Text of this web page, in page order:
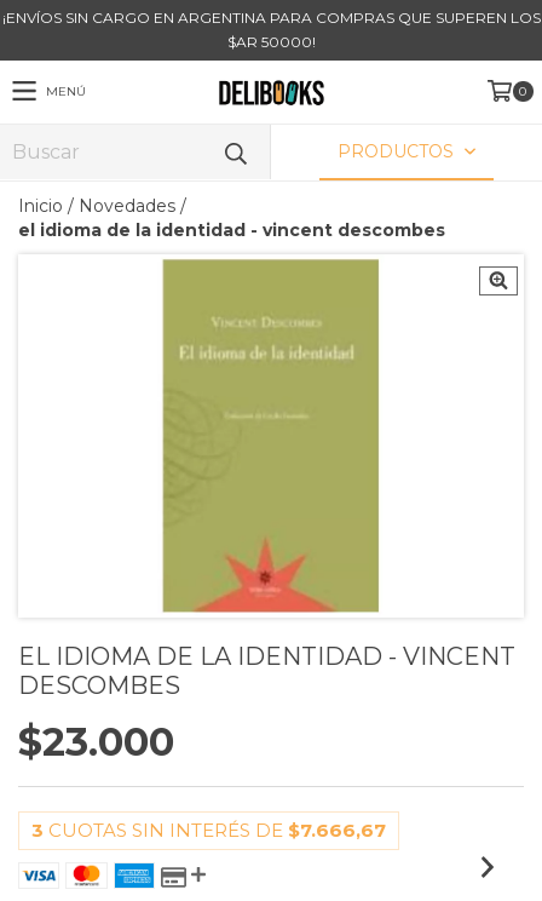
¡ENVÍOS SIN CARGO EN ARGENTINA PARA COMPRAS QUE SUPEREN LOS
$AR 50000!
MENÚ 0
PRODUCTOS
Inicio / Novedades /
el idioma de la identidad - vincent descombes
EL IDIOMA DE LA IDENTIDAD - VINCENT
DESCOMBES
$23.000
3 CUOTAS SIN INTERÉS DE $7.666,67